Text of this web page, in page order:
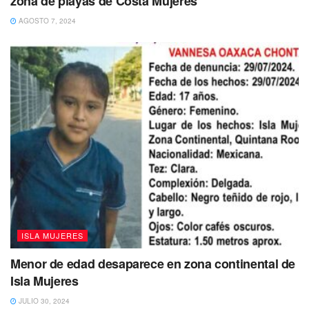
AGOSTO 7, 2024
ISLA MUJERES
Menor de edad desaparece en zona continental de
Isla Mujeres
JULIO 30, 2024